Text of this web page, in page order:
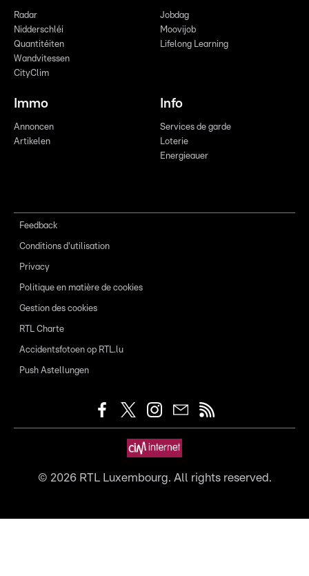
Radar
Nidderschléi
Quantitéiten
Wandvitessen
CityClim
Jobdag
Moovijob
Lifelong Learning
Immo
Annoncen
Artikelen
Info
Services de garde
Loterie
Energieauer
Feedback
Conditions d'utilisation
Privacy
Politique en matière de cookies
Gestion des cookies
RTL Charte
Accidentsfotoen op RTL.lu
Push Astellungen
© 2026RTL Luxembourg. All rights reserved.